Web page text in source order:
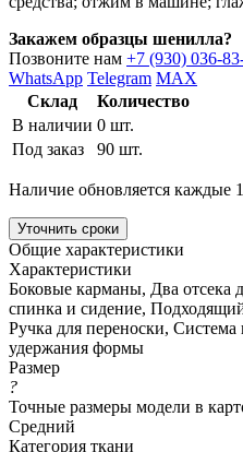
Закажем образцы шенилла?
Позвоните нам +7 (930) 036-
WhatsApp Telegram MAX
Склад
Количество
В наличии 0 шт.
Под заказ
90 шт.
Наличие обновляется каждые
Уточнить сроки
Общие характеристики
Характеристики
Боковые карманы, Два отсека
спинка и сидение,
Ручка для переноски, Система
удержания формы
Размер
?
Точные размеры модели в
Средний
Категория ткани